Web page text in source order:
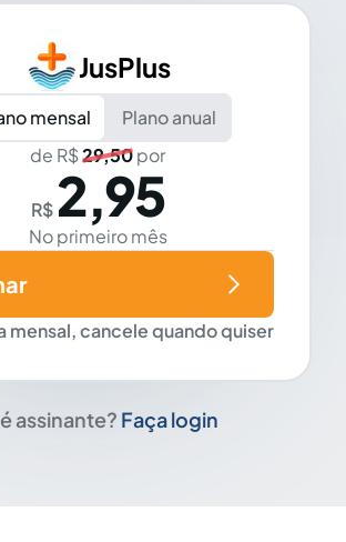
JusPlus
mensal
Plano anual
de R$29,50por
R$ 2,95
No primeiro mês
mensal, cancele quando quiser
assinante? Faça login